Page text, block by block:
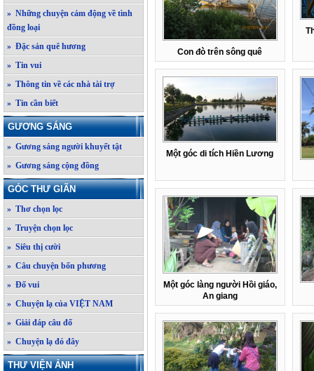
» Những chuyện cảm động về tình
đồng loại
» Đặc sản quê hương
» Tin vui
» Thông tin về các nhà tài trợ
» Tin cần biết
GƯƠNG SÁNG
» Gương sáng người khuyết tật
» Gương sáng cộng đồng
GÓC THƯ GIÃN
» Thơ chọn lọc
» Truyện chọn lọc
» Siêu thị cười
» Câu chuyện bốn phương
» Đố vui
» Chuyện lạ của VIỆT NAM
» Giải đáp câu đố
» Chuyện lạ đó đây
THƯ VIỆN ẢNH
Con đò trên sông quê
Một góc di tích Hiền Lương
Một góc làng người Hồi giáo,
An giang